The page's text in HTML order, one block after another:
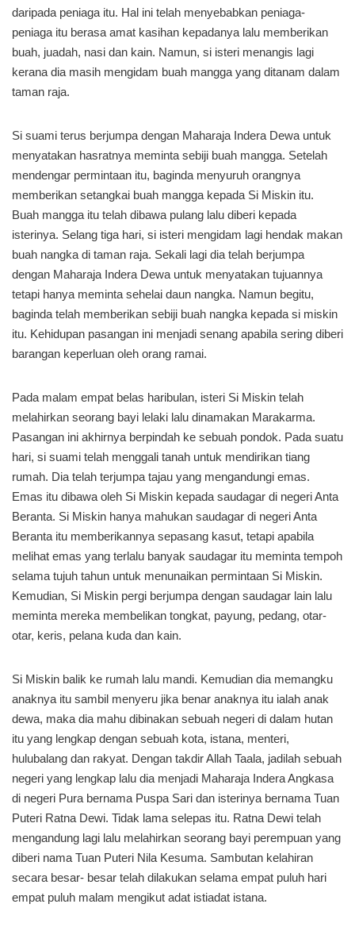
daripada peniaga itu. Hal ini telah menyebabkan peniaga-
peniaga itu berasa amat kasihan kepadanya lalu memberikan
buah, juadah, nasi dan kain. Namun, si isteri menangis lagi
kerana dia masih mengidam buah mangga yang ditanam dalam
taman raja.
Si suami terus berjumpa dengan Maharaja Indera Dewa untuk
menyatakan hasratnya meminta sebiji buah mangga. Setelah
mendengar permintaan itu, baginda menyuruh orangnya
memberikan setangkai buah mangga kepada Si Miskin itu.
Buah mangga itu telah dibawa pulang lalu diberi kepada
isterinya. Selang tiga hari, si isteri mengidam lagi hendak makan
buah nangka di taman raja. Sekali lagi dia telah berjumpa
dengan Maharaja Indera Dewa untuk menyatakan tujuannya
tetapi hanya meminta sehelai daun nangka. Namun begitu,
baginda telah memberikan sebiji buah nangka kepada si miskin
itu. Kehidupan pasangan ini menjadi senang apabila sering diberi
barangan keperluan oleh orang ramai.
Pada malam empat belas haribulan, isteri Si Miskin telah
melahirkan seorang bayi lelaki lalu dinamakan Marakarma.
Pasangan ini akhirnya berpindah ke sebuah pondok. Pada suatu
hari, si suami telah menggali tanah untuk mendirikan tiang
rumah. Dia telah terjumpa tajau yang mengandungi emas.
Emas itu dibawa oleh Si Miskin kepada saudagar di negeri Anta
Beranta. Si Miskin hanya mahukan saudagar di negeri Anta
Beranta itu memberikannya sepasang kasut, tetapi apabila
melihat emas yang terlalu banyak saudagar itu meminta tempoh
selama tujuh tahun untuk menunaikan permintaan Si Miskin.
Kemudian, Si Miskin pergi berjumpa dengan saudagar lain lalu
meminta mereka membelikan tongkat, payung, pedang, otar-
otar, keris, pelana kuda dan kain.
Si Miskin balik ke rumah lalu mandi. Kemudian dia memangku
anaknya itu sambil menyeru jika benar anaknya itu ialah anak
dewa, maka dia mahu dibinakan sebuah negeri di dalam hutan
itu yang lengkap dengan sebuah kota, istana, menteri,
hulubalang dan rakyat. Dengan takdir Allah Taala, jadilah sebuah
negeri yang lengkap lalu dia menjadi Maharaja Indera Angkasa
di negeri Pura bernama Puspa Sari dan isterinya bernama Tuan
Puteri Ratna Dewi. Tidak lama selepas itu. Ratna Dewi telah
mengandung lagi lalu melahirkan seorang bayi perempuan yang
diberi nama Tuan Puteri Nila Kesuma. Sambutan kelahiran
secara besar- besar telah dilakukan selama empat puluh hari
empat puluh malam mengikut adat istiadat istana.